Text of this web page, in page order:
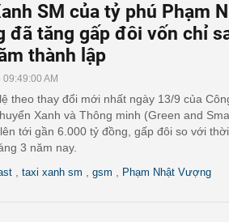
SM của tỷ phú Phạm
đã tăng gấp đôi vốn chỉ
thành lập
AM
theo thay đổi mới nhất ngày 13/9 của
Xanh và Thông minh (Green and
tới gần 6.000 tỷ đồng, gấp đôi so với
3 năm nay.
taxi xanh sm gsm Phạm Nhật Vượng